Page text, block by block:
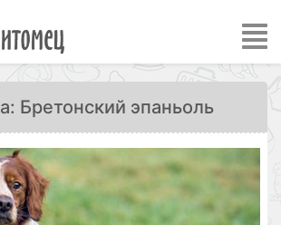
Бретонский эпаньоль